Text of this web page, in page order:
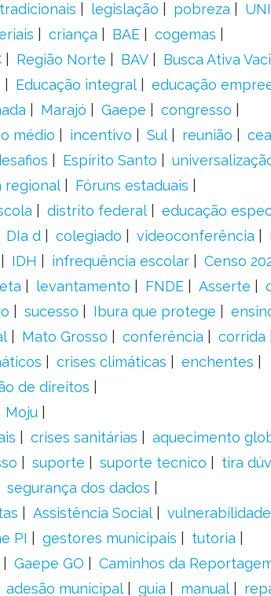
legislação pobreza
criança BAE
cogemas
Região Norte BAV
Busca Ativa
Educação integral
educação
Marajó Gaepe
congresso
médio incentivo Sul reunião
Espírito Santo
regional
Fóruns estaduais
distrito federal educação
DIa d colegiado videoconferência
IDH infrequência escolar
Censo
levantamento FNDE Asserte
sucesso Ibura que protege
Mato Grosso conferência corrida
crises climáticas
enchentes
de direitos
Moju
crises sanitárias
aquecimento
suporte suporte tecnico
tira
segurança dos dados
Assistência Social
PI gestores municipais
tutoria
Gaepe GO
Caminhos da
adesão municipal guia manual